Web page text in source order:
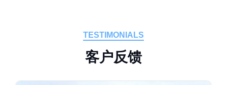
TESTIMONIALS
客户反馈